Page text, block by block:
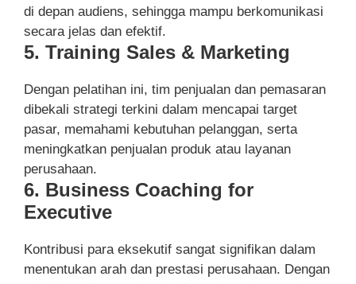
di depan audiens, sehingga mampu berkomunikasi
secara jelas dan efektif.
5. Training Sales & Marketing
Dengan pelatihan ini, tim penjualan dan pemasaran
dibekali strategi terkini dalam mencapai target
pasar, memahami kebutuhan pelanggan, serta
meningkatkan penjualan produk atau layanan
perusahaan.
6. Business Coaching for
Executive
Kontribusi para eksekutif sangat signifikan dalam
menentukan arah dan prestasi perusahaan. Dengan